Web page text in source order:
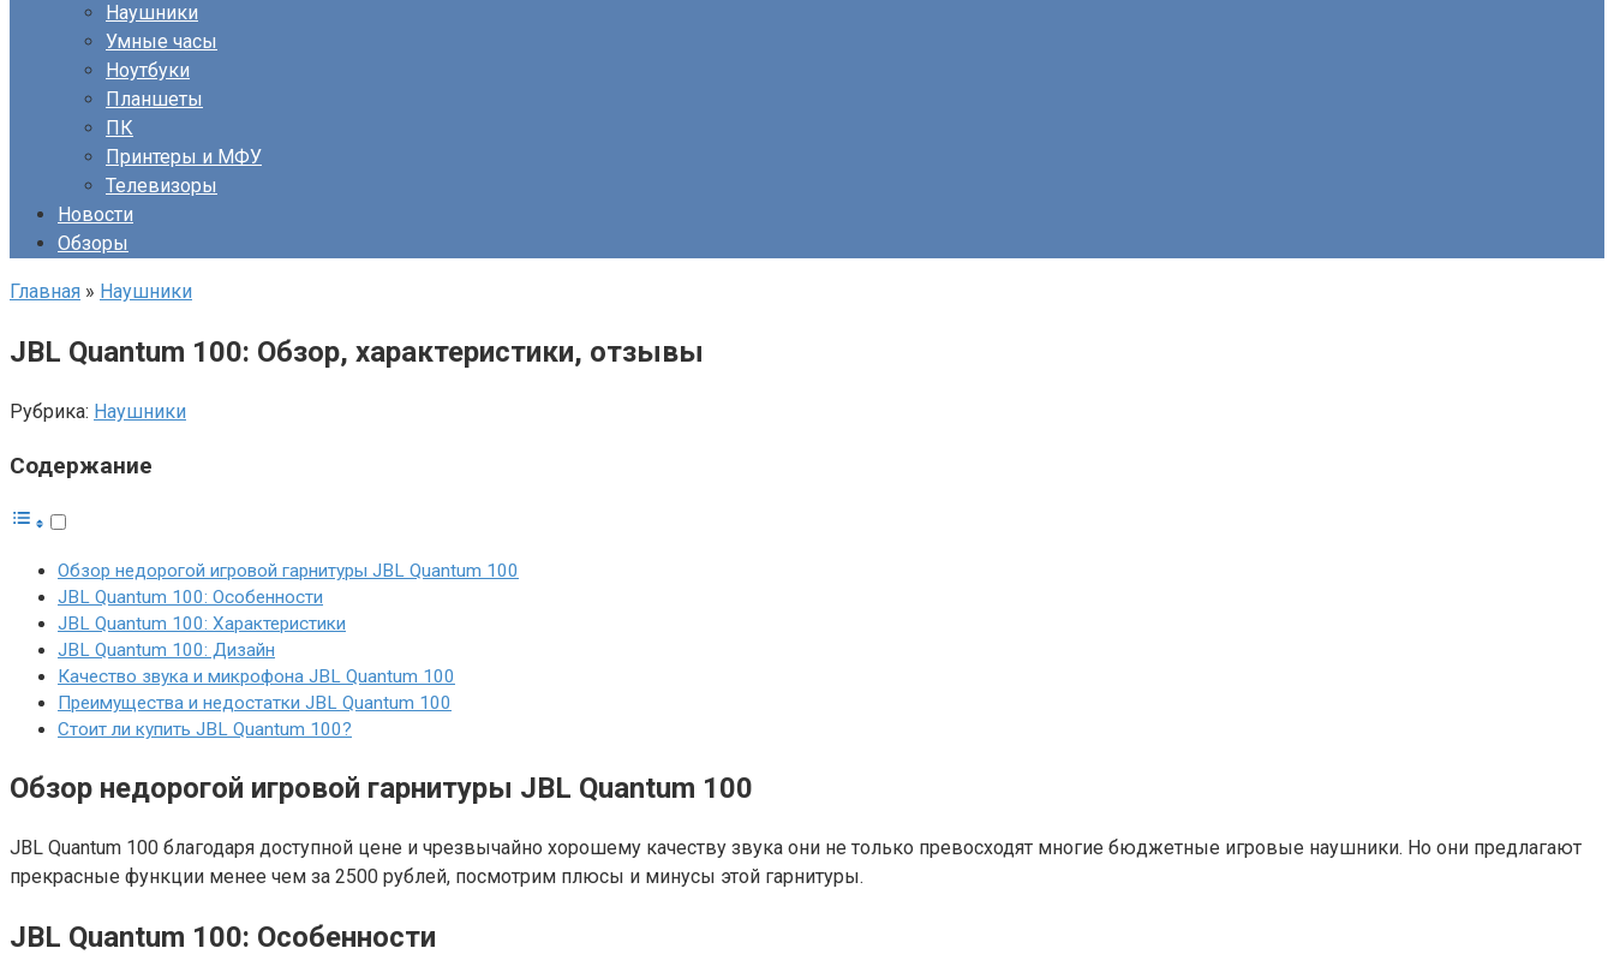
Наушники
Умные часы
Ноутбуки
Планшеты
ПК
Принтеры и МФУ
Телевизоры
Новости
Обзоры
Главная » Наушники
JBL Quantum 100: Обзор, характеристики, отзывы
Рубрика: Наушники
Содержание
Обзор недорогой игровой гарнитуры JBL Quantum 100
JBL Quantum 100: Особенности
JBL Quantum 100: Характеристики
JBL Quantum 100: Дизайн
Качество звука и микрофона JBL Quantum 100
Преимущества и недостатки JBL Quantum 100
Стоит ли купить JBL Quantum 100?
Обзор недорогой игровой гарнитуры JBL Quantum 100
JBL Quantum 100 благодаря доступной цене и чрезвычайно хорошему качеству звука они не только превосходят многие бюджетные игровые наушники. Но они предлагают
прекрасные функции менее чем за 2500 рублей, посмотрим плюсы и минусы этой гарнитуры.
JBL Quantum 100: Особенности